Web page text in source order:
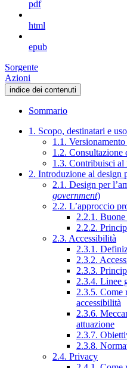
pdf
html
epub
Sorgente
Azioni
indice dei contenuti
Sommario
1. Scopo, destinatari e
1.1.
1.2. Consultazione
1.3. Contribuisci al
2. Introduzione al
2.1. Design per
government)
2.2. L’approccio
2.2.1.
2.2.2.
2.3. Accessibilità
2.3.1.
2.3.2.
2.3.3.
2.3.4. Linee
2.3.5. Come
accessibilità
2.3.6.
attuazione
2.3.7.
2.3.8.
2.4. Privacy